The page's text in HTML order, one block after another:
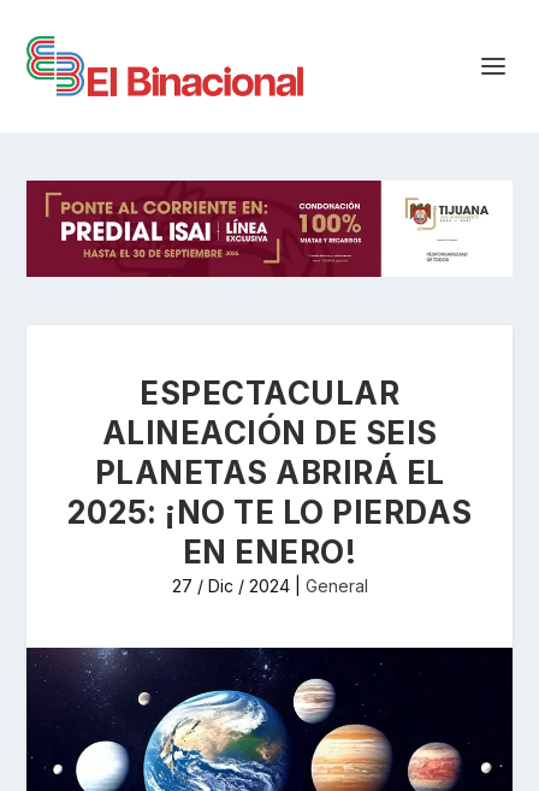
ESPECTACULAR
ALINEACIÓN DE SEIS
PLANETAS ABRIRÁ EL
2025: ¡NO TE LO PIERDAS
EN ENERO!
27 / Dic / 2024| General